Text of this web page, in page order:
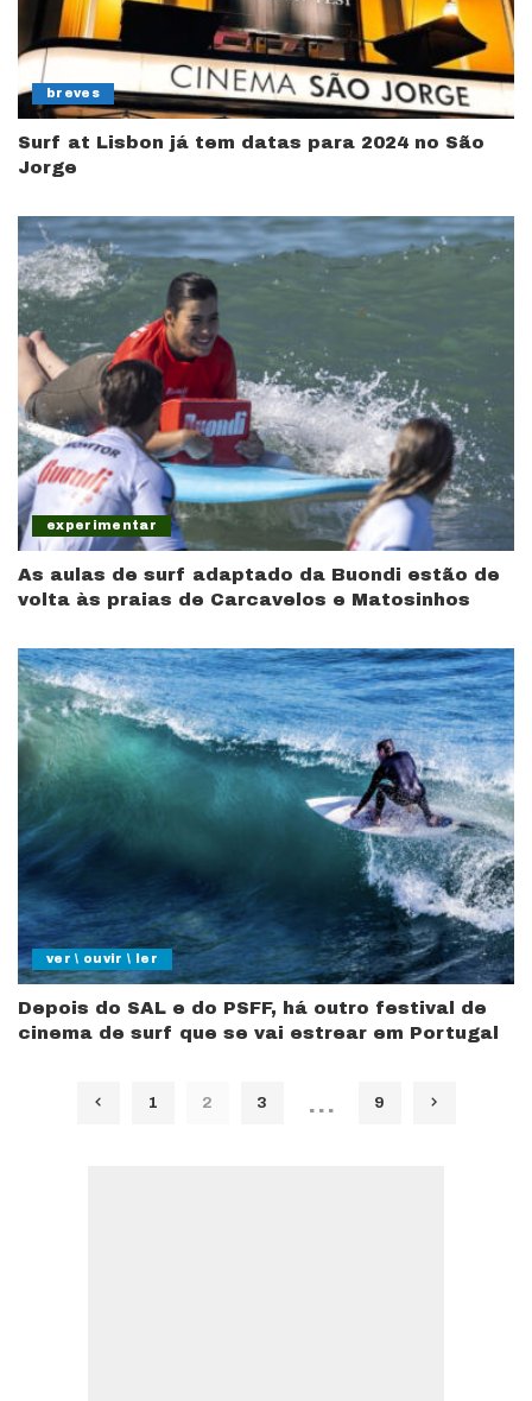
breves
Surf at Lisbon já tem datas para 2024 no São
Jorge
experimentar
As aulas de surf adaptado da Buondi estão de
volta às praias de Carcavelos e Matosinhos
ver \ ouvir \ ler
Depois do SAL e do PSFF, há outro festival de
cinema de surf que se vai estrear em Portugal
1 2 3 … 9